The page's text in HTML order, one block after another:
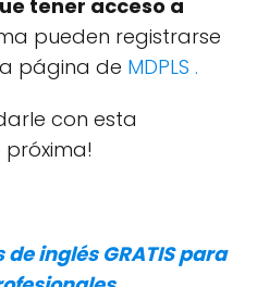
tener acceso a
pueden registrarse
página de MDPLS .
con esta
próxima!
inglés GRATIS para